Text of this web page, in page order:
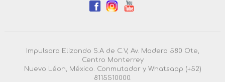
Impulsora Elizondo S.A de C.V, Av. Madero 580 Ote,
Centro Monterrey
Nuevo Léon, México. Conmutador y Whatsapp (+52)
8115510000.